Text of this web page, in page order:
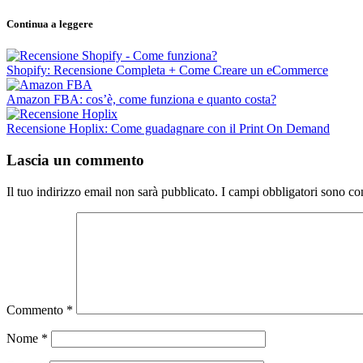
Continua a leggere
Shopify: Recensione Completa + Come Creare un eCommerce
Amazon FBA: cos’è, come funziona e quanto costa?
Recensione Hoplix: Come guadagnare con il Print On Demand
Lascia un commento
Il tuo indirizzo email non sarà pubblicato. I campi obbligatori sono
Commento *
Nome *